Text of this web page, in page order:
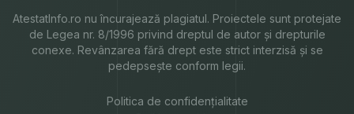
AtestatInfo.ro nu încurajează plagiatul. Proiectele sunt protejate
de Legea nr. 8/1996 privind dreptul de autor și drepturile
conexe. Revânzarea fără drept este strict interzisă și se
pedepsește conform legii.
Politica de confidențialitate